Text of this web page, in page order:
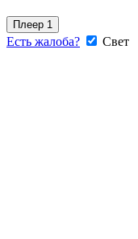
Плеер 1
Есть жалоба? Свет